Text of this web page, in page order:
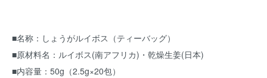
■名称：しょうがルイボス（ティーバッグ）
■原材料名：ルイボス(南アフリカ)・乾燥生姜(日本)
■内容量：50g（2.5g×20包）